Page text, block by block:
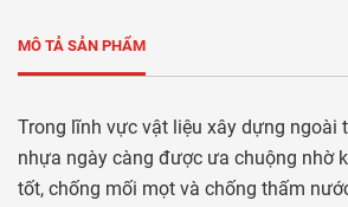
MÔ TẢ SẢN PHẨM
Trong lĩnh vực vật liệu xây dựng ngoài
nhựa ngày càng được ưa chuộng nhờ
tốt, chống mối mọt và chống thấm